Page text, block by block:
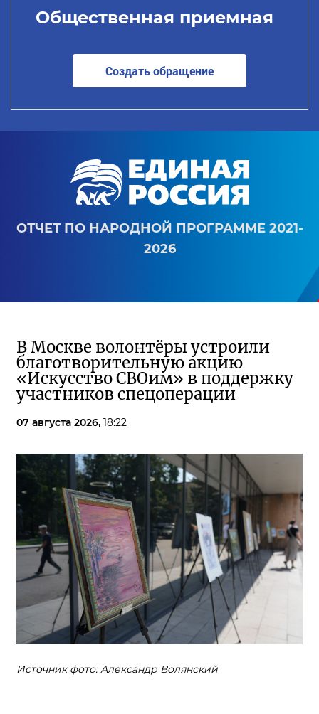
Общественная приемная
Создать обращение
ОТЧЕТ ПО НАРОДНОЙ ПРОГРАММЕ 2021-
2026
В Москве волонтёры устроили
благотворительную акцию
«Искусство СВОим» в поддержку
участников спецоперации
07 августа 2026, 18:22
Источник фото: Александр Волянский